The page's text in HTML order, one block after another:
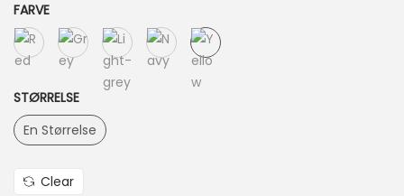
FARVE
STØRRELSE
En Størrelse
Clear